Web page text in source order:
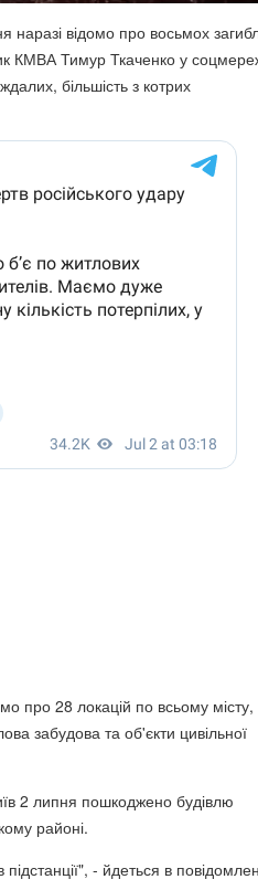
наразі відомо про восьмох
КМВА Тимур Ткаченко у
більшість з котрих
про 28 локацій по всьому
забудова та об'єкти цивільної
2 липня пошкоджено будівлю
районі.
- йдеться в